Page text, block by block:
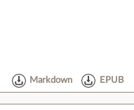
Markdown EPUB